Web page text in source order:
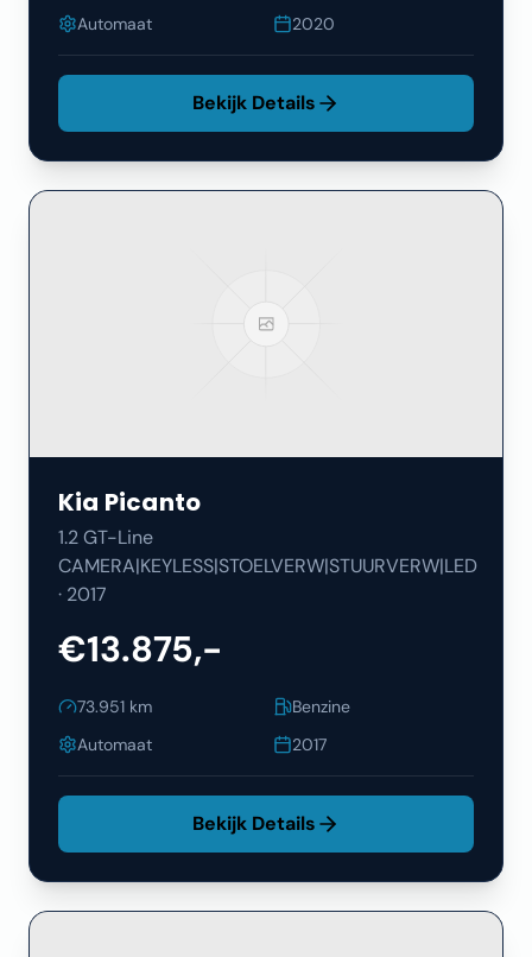
Automaat
2020
Bekijk Details
Kia Picanto
1.2 GT-Line
CAMERA|KEYLESS|STOELVERW|STUURVERW|LED
· 2017
€13.875,-
73.951 km
Benzine
Automaat
2017
Bekijk Details